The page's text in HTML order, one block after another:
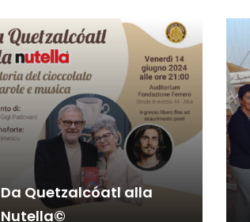
Da Quetzalcóatl alla
Nutella©